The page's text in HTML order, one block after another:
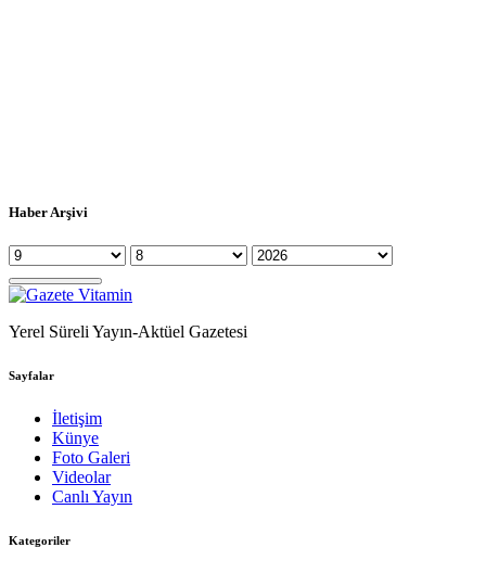
Haber Arşivi
Yerel Süreli Yayın-Aktüel Gazetesi
Sayfalar
İletişim
Künye
Foto Galeri
Videolar
Canlı Yayın
Kategoriler